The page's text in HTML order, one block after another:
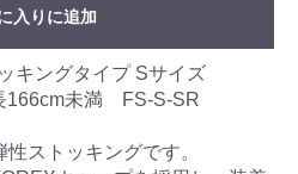
入りに追加
キングタイプ Sサイズ
166cm未満 FS-S-SR
ストッキングです。